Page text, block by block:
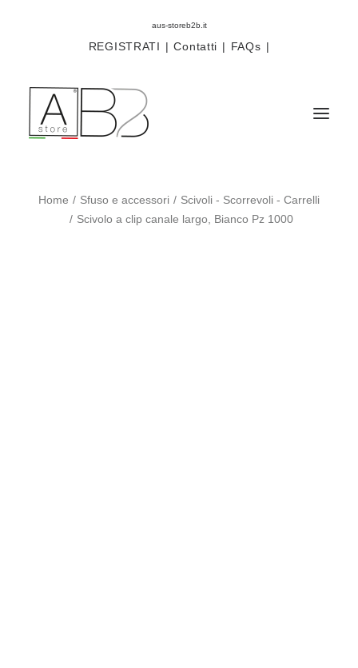
aus-storeb2b.it
REGISTRATI | Contatti | FAQs |
Sistemi
Home Sfuso e accessori
Scivoli - Scorrevoli - Carrelli
Scivolo a clip canale largo, Bianco Pz 1000